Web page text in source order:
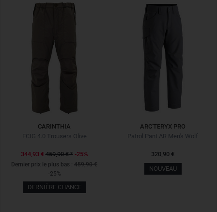
CARINTHIA
ECIG 4.0 Trousers Olive
344,93 € 459,90 €* -25%
Dernier prix le plus bas : 459,90 €
-25%
DERNIÈRE CHANCE
ARC'TERYX PRO
Patrol Pant AR Men's Wolf
320,90 €
NOUVEAU